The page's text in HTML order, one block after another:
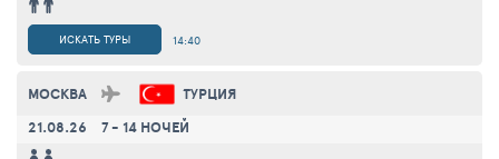
14:40
ИСКАТЬ ТУРЫ
МОСКВА
ТУРЦИЯ
21.08.26
7 - 14 НОЧЕЙ